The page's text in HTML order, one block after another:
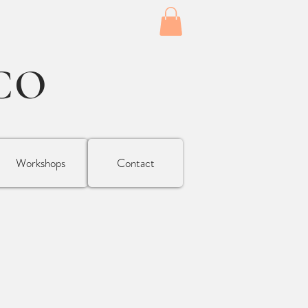
Workshops Contact